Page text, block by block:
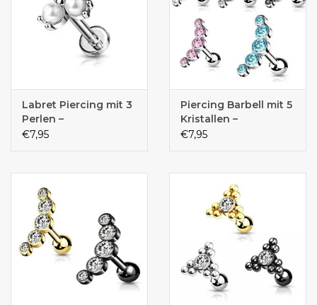
Labret Piercing mit 3
Perlen –
Chirurgenstahl 316L |
€7,95
Piercing Barbell mit 5
Kristallen –
Chirurgenstahl 316L |
€7,95